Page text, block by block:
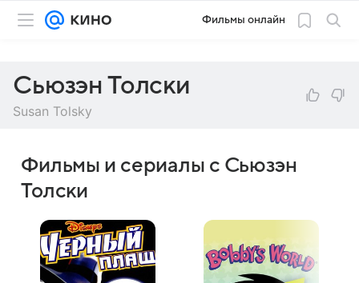
Фильмы онлайн
Сьюзэн Толски
Susan Tolsky
Фильмы и сериалы с Сьюзэн
Толски